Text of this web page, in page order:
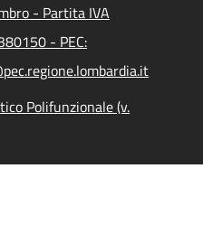
- Partita IVA
- PEC:
Polifunzionale (v.